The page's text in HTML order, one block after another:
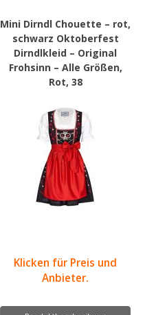
Mini Dirndl Chouette – rot,
schwarz Oktoberfest
Dirndlkleid – Original
Frohsinn – Alle Größen,
Rot, 38
Klicken für Preis und
Anbieter.